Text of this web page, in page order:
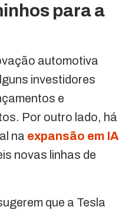
para a
automotiva
investidores
e
Por outro lado, há
na expansão em IA
novas linhas de
que a Tesla